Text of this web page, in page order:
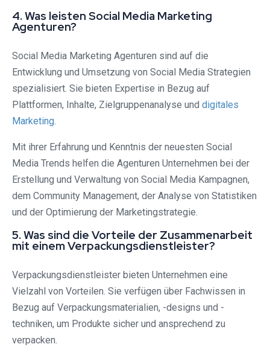
4. Was leisten Social Media Marketing
Agenturen?
Social Media Marketing Agenturen sind auf die
Entwicklung und Umsetzung von Social Media Strategien
spezialisiert. Sie bieten Expertise in Bezug auf
Plattformen, Inhalte, Zielgruppenanalyse und digitales
Marketing.
Mit ihrer Erfahrung und Kenntnis der neuesten Social
Media Trends helfen die Agenturen Unternehmen bei der
Erstellung und Verwaltung von Social Media Kampagnen,
dem Community Management, der Analyse von Statistiken
und der Optimierung der Marketingstrategie.
5. Was sind die Vorteile der Zusammenarbeit
mit einem Verpackungsdienstleister?
Verpackungsdienstleister bieten Unternehmen eine
Vielzahl von Vorteilen. Sie verfügen über Fachwissen in
Bezug auf Verpackungsmaterialien, -designs und -
techniken, um Produkte sicher und ansprechend zu
verpacken.